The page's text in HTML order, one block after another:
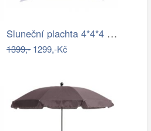
Sluneční plachta 4*4*4 m bílá
1399,-1299,-Kč